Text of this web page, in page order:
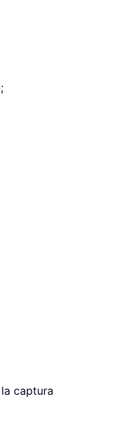
;
captura